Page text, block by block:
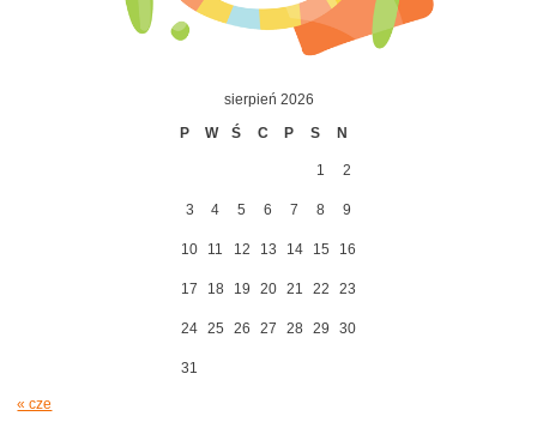
sierpień 2026
P
W Ś C P S N
1 2
3 4 5 6 7 8 9
10 11 12 13 14 15 16
17 18 19 20 21 22 23
24 25 26 27 28 29 30
31
« cze